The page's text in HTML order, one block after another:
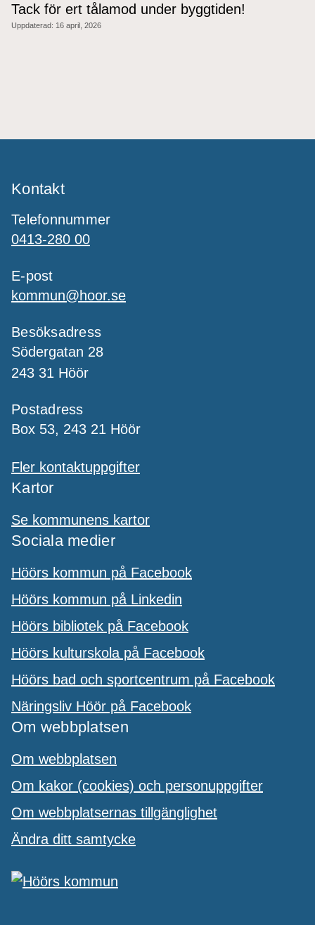
Tack för ert tålamod under byggtiden!
Uppdaterad: 16 april, 2026
Kontakt
Telefonnummer
0413-280 00
E-post
kommun@hoor.se
Besöksadress
Södergatan 28
243 31 Höör
Postadress
Box 53, 243 21 Höör
Fler kontaktuppgifter
Kartor
Se kommunens kartor
Sociala medier
Höörs kommun på Facebook
Höörs kommun på Linkedin
Höörs bibliotek på Facebook
Höörs kulturskola på Facebook
Höörs bad och sportcentrum på Facebook
Näringsliv Höör på Facebook
Om webbplatsen
Om webbplatsen
Om kakor (cookies) och personuppgifter
Om webbplatsernas tillgänglighet
Ändra ditt samtycke